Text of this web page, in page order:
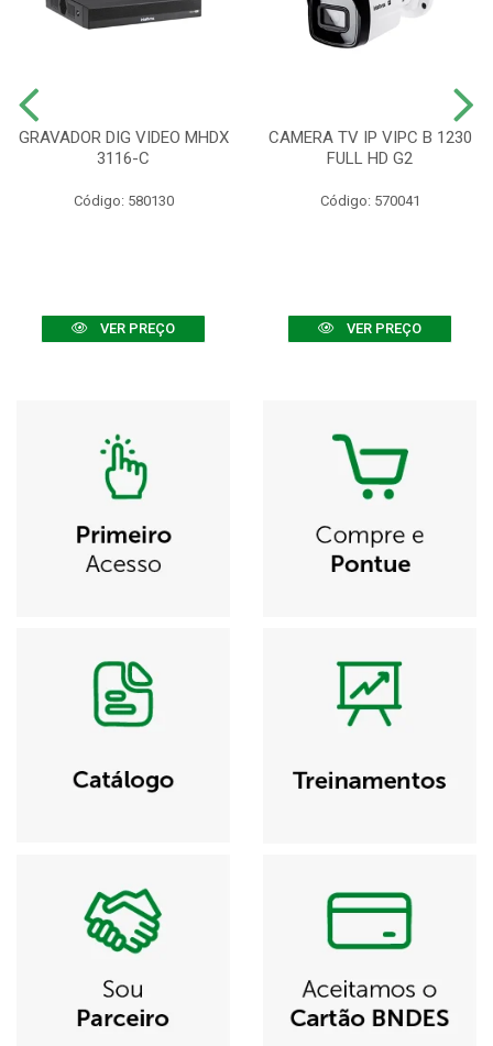
GRAVADOR DIG VIDEO MHDX
3116-C
Código: 580130
VER PREÇO
CAMERA TV IP VIPC B 1230
FULL HD G2
Código: 570041
VER PREÇO